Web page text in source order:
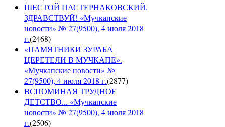
ШЕСТОЙ ПАСТЕРНАКОВСКИЙ,
ЗДРАВСТВУЙ! «Мучкапские
новости» № 27(9500), 4 июля 2018
г.(2468)
«ПАМЯТНИКИ ЗУРАБА
ЦЕРЕТЕЛИ В МУЧКАПЕ».
«Мучкапские новости» №
27(9500), 4 июля 2018 г.(2877)
ВСПОМИНАЯ ТРУДНОЕ
ДЕТСТВО... «Мучкапские
новости» № 27(9500), 4 июля 2018
г.(2506)